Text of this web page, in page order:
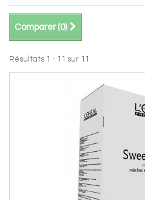
Comparer (0)
Résultats 1 - 11 sur 11.